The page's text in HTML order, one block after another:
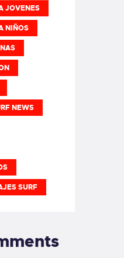
JOVENES
NIÑOS
NEWS
SURF